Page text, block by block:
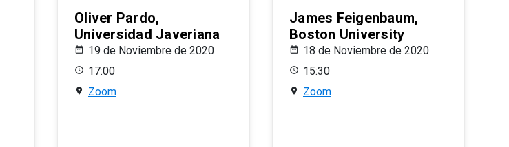
Oliver Pardo,
Universidad Javeriana
19 de Noviembre de 2020
17:00
Zoom
James Feigenbaum,
Boston University
18 de Noviembre de 2020
15:30
Zoom